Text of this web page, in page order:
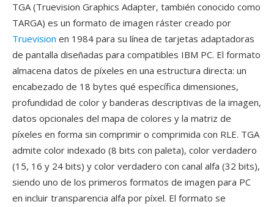
TGA (Truevision Graphics Adapter, también conocido como
TARGA) es un formato de imagen ráster creado por
Truevision en 1984 para su línea de tarjetas adaptadoras
de pantalla diseñadas para compatibles IBM PC. El formato
almacena datos de píxeles en una estructura directa: un
encabezado de 18 bytes qué específica dimensiones,
profundidad de color y banderas descriptivas de la imagen,
datos opcionales del mapa de colores y la matriz de
píxeles en forma sin comprimir o comprimida con RLE. TGA
admite color indexado (8 bits con paleta), color verdadero
(15, 16 y 24 bits) y color verdadero con canal alfa (32 bits),
siendo uno de los primeros formatos de imagen para PC
en incluir transparencia alfa por píxel. El formato se